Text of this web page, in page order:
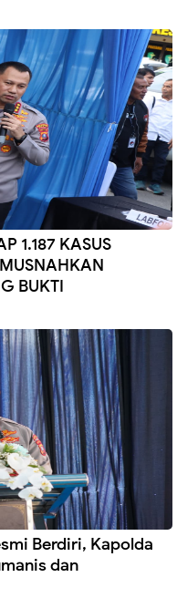
1.187 KASUS
BUKTI
Berdiri, Kapolda
dan